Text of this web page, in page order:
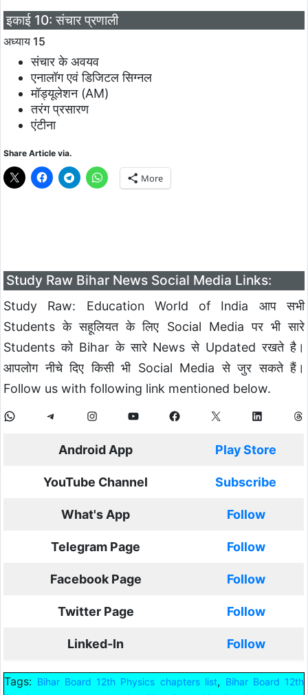
इकाई 10: संचार प्रणाली
अध्याय 15
संचार के अवयव
एनालॉग एवं डिजिटल सिग्नल
मॉड्यूलेशन (AM)
तरंग प्रसारण
एंटीना
Share Article via.
More
Study Raw Bihar News Social Media Links:
Study Raw: Education World of India आप सभी
Students के सहूलियत के लिए Social Media पर भी सारे
Students को Bihar के सारे News से Updated रखते है।
आपलोग नीचे दिए किसी भी Social Media से जुर सकते हैं।
Follow us with following link mentioned below.
Android App Play Store
YouTube Channel Subscribe
What's App Follow
Telegram Page Follow
Facebook Page Follow
Twitter Page Follow
Linked-In Follow
Tags: Bihar Board 12th Physics chapters list, Bihar Board 12th